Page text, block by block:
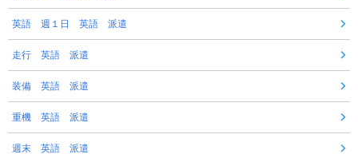
英語 週１日 英語 派遣
走行 英語 派遣
装備 英語 派遣
重機 英語 派遣
週末 英語 派遣